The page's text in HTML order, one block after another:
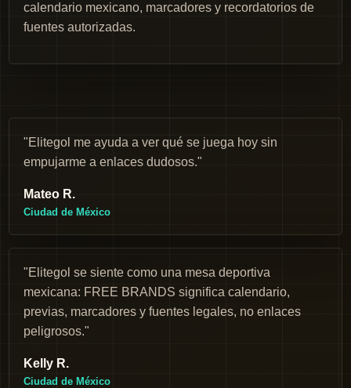
calendario mexicano, marcadores y recordatorios de
fuentes autorizadas.
"Elitegol me ayuda a ver qué se juega hoy sin
empujarme a enlaces dudosos."
Mateo R.
Ciudad de México
"Elitegol se siente como una mesa deportiva
mexicana: FREE BRANDS significa calendario,
previas, marcadores y fuentes legales, no enlaces
peligrosos."
Kelly R.
Ciudad de México